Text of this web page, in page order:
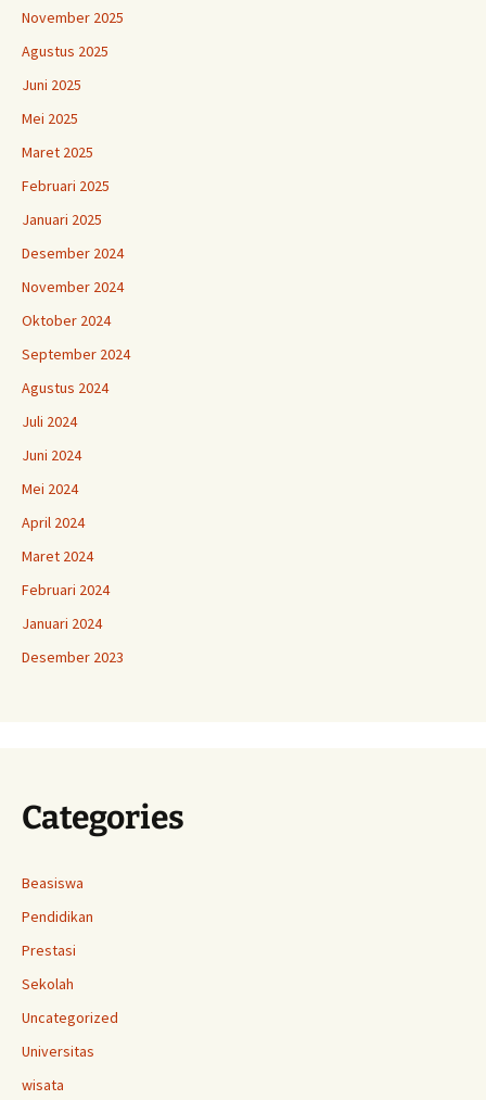
November 2025
Agustus 2025
Juni 2025
Mei 2025
Maret 2025
Februari 2025
Januari 2025
Desember 2024
November 2024
Oktober 2024
September 2024
Agustus 2024
Juli 2024
Juni 2024
Mei 2024
April 2024
Maret 2024
Februari 2024
Januari 2024
Desember 2023
Categories
Beasiswa
Pendidikan
Prestasi
Sekolah
Uncategorized
Universitas
wisata